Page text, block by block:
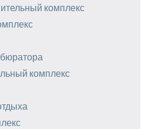
комплекс
комплекс